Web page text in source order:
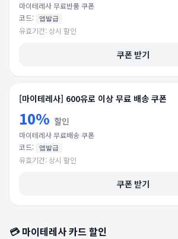
마이테레사 무료반품 쿠폰
코드:
앱발급
유효기간: 상시 할인
쿠폰 받기
[마이테레사] 600유로 이상 무료 배송 쿠폰
10% 할인
마이테레사 무료배송 쿠폰
코드:
앱발급
유효기간: 상시 할인
쿠폰 받기
💳마이테레사카드 할인